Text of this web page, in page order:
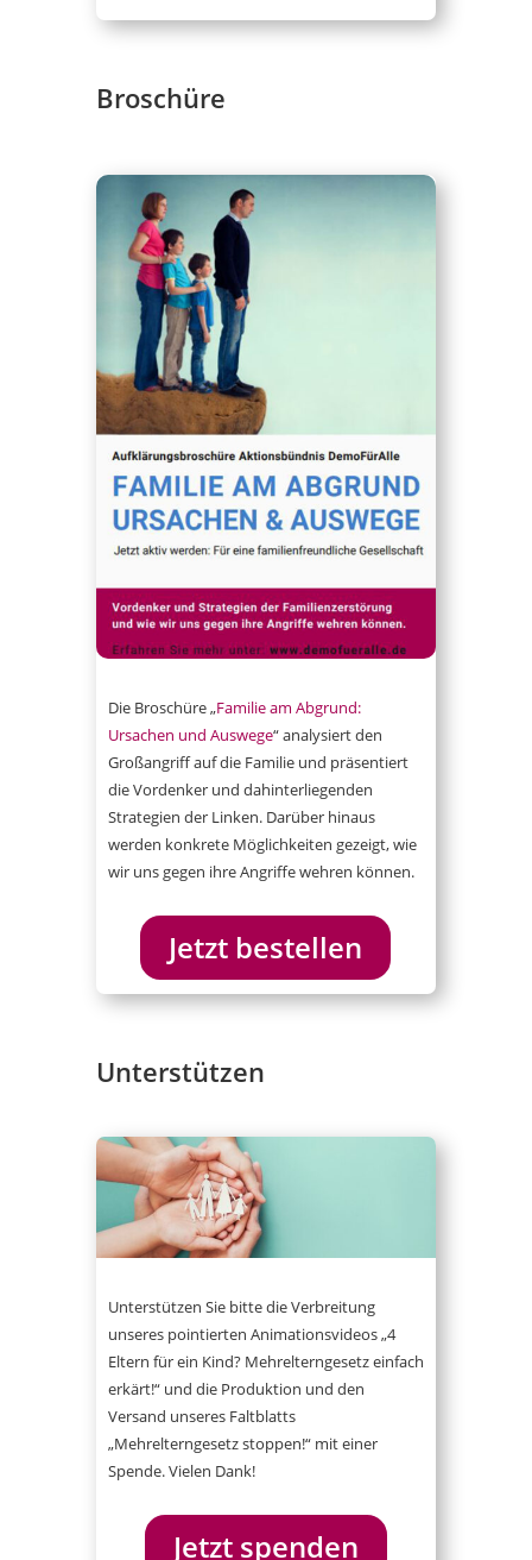
Broschüre
Die Broschüre „Familie am Abgrund:
Ursachen und Auswege“ analysiert den
Großangriff auf die Familie und präsentiert
die Vordenker und dahinterliegenden
Strategien der Linken. Darüber hinaus
werden konkrete Möglichkeiten gezeigt, wie
wir uns gegen ihre Angriffe wehren können.
Jetzt bestellen
Unterstützen
Unterstützen Sie bitte die Verbreitung
unseres pointierten Animationsvideos „4
Eltern für ein Kind? Mehrelterngesetz einfach
erkärt!“ und die Produktion und den
Versand unseres Faltblatts
„Mehrelterngesetz stoppen!“ mit einer
Spende. Vielen Dank!
Jetzt spenden